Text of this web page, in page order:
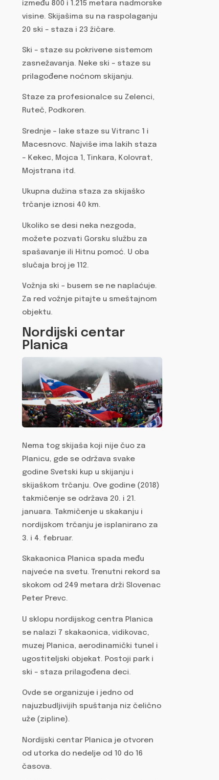
između 800 i 1.215 metara nadmorske
visine. Skijašima su na raspolaganju
20 ski – staza i 23 žičare.
Ski – staze su pokrivene sistemom
zasnežavanja. Neke ski – staze su
prilagođene noćnom skijanju.
Staze za profesionalce su Zelenci,
Ruteč, Podkoren.
Srednje – lake staze su Vitranc 1 i
Macesnovc. Najviše ima lakih staza
– Kekec, Mojca 1, Tinkara, Kolovrat,
Mojstrana itd.
Ukupna dužina staza za skijaško
trčanje iznosi 40 km.
Ukoliko se desi neka nezgoda,
možete pozvati Gorsku službu za
spašavanje ili Hitnu pomoć. U oba
slučaja broj je 112.
Vožnja ski – busem se ne naplaćuje.
Za red vožnje pitajte u smeštajnom
objektu.
Nordijski centar
Planica
Nema tog skijaša koji nije čuo za
Planicu, gde se održava svake
godine Svetski kup u skijanju i
skijaškom trčanju. Ove godine (2018)
takmičenje se održava 20. i 21.
januara. Takmičenje u skakanju i
nordijskom trčanju je isplanirano za
3. i 4. februar.
Skakaonica Planica spada među
najveće na svetu. Trenutni rekord sa
skokom od 249 metara drži Slovenac
Peter Prevc.
U sklopu nordijskog centra Planica
se nalazi 7 skakaonica, vidikovac,
muzej Planica, aerodinamički tunel i
ugostiteljski objekat. Postoji park i
ski – staza prilagođena deci.
Ovde se organizuje i jedno od
najuzbudljivijih spuštanja niz čelično
uže (zipline).
Nordijski centar Planica je otvoren
od utorka do nedelje od 10 do 16
časova.